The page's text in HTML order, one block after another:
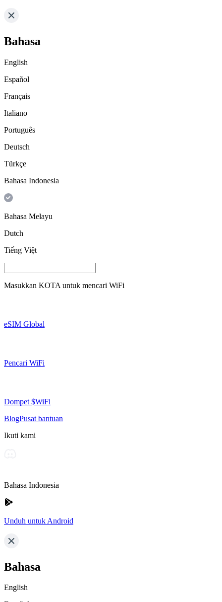
Bahasa
English
Español
Français
Italiano
Português
Deutsch
Türkçe
Bahasa Indonesia
Bahasa Melayu
Dutch
Tiếng Việt
Masukkan KOTA untuk mencari WiFi
eSIM Global
Pencari WiFi
Dompet $WiFi
BlogPusat bantuan
Ikuti kami
Bahasa Indonesia
Unduh untuk Android
Bahasa
English